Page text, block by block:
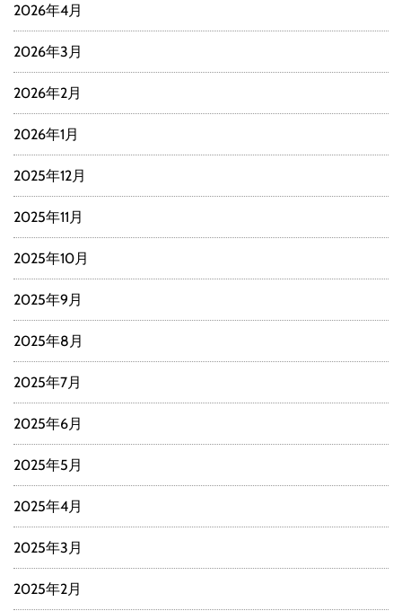
2026年4月
2026年3月
2026年2月
2026年1月
2025年12月
2025年11月
2025年10月
2025年9月
2025年8月
2025年7月
2025年6月
2025年5月
2025年4月
2025年3月
2025年2月